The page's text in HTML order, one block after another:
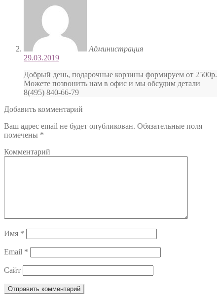
Администрация
29.03.2019
Добрый день, подарочные корзины формируем от 2500р.
Можете позвонить нам в офис и мы обсудим детали
8(495) 840-66-79
Добавить комментарий
Ваш адрес email не будет опубликован. Обязательные поля
помечены *
Комментарий
Имя *
Email *
Сайт